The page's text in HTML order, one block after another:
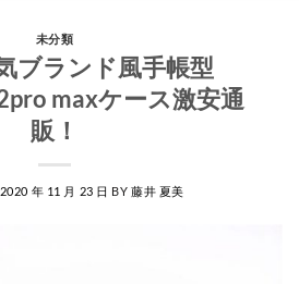
未分類
ブランド風手帳型
maxケース激安通
販！
2020 年 11 月 23 日 BY 藤井 夏美